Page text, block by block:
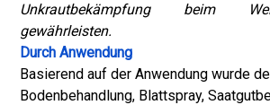
Unkrautbekämpfung beim
gewährleisten.
Durch Anwendung
Basierend auf der Anwendung wurde
Bodenbehandlung, Blattspray,